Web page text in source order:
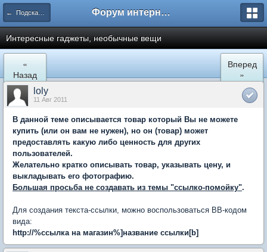
← Подскажите где купить Форум интернет покупателей
Интересные гаджеты, необычные вещи
«
Назад
Вперед
»
loly
11 Авг 2011
В данной теме описывается товар который Вы не можете
купить (или он вам не нужен), но он (товар) может
предоставлять какую либо ценность для других
пользователей.
Желательно кратко описывать товар, указывать цену, и
выкладывать его фотографию.
Большая просьба не создавать из темы "ссылко-помойку".
Для создания текста-ссылки, можно воспользоваться BB-кодом
вида:
http://%ссылка на магазин%] название ссылки[b]